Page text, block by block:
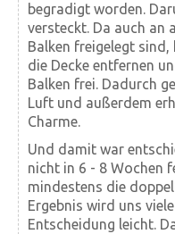
begradigt worden.
versteckt. Da auch an
Balken freigelegt sind,
die Decke ent­fernen
Balken frei. Dadurch
Luft und außer­dem
Charme.
Und damit war
nicht in 6 - 8 Wochen
mindestens die
Ergebnis wird uns
Entscheidung leicht.